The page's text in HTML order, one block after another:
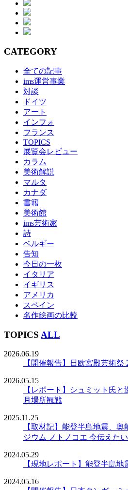
CATEGORY
全ての記事
ims運営事業
対談
ドイツ
アート
インフォ
フランス
TOPICS
展覧会レビュー
カラム
美術解説
マルタ
カナダ
書籍
美術館
ims芸術家
詩
ベルギー
告知
今日の一枚
イタリア
イギリス
アメリカ
スペイン
名作絵画の比較
TOPICS ALL
2026.06.19
【開催報告】日欧宮殿芸術祭
2026.05.15
【レポート】シュミット氏
月場所観戦
2025.11.25
【取材記】能登半島地震、
ジウム ノトノコエ 今伝えた
2024.05.29
【現地レポート】能登半島
2024.05.16